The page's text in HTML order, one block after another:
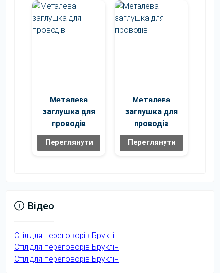
Металева
заглушка для
проводів
Переглянути
Металева
заглушка для
проводів
Переглянути
Відео
Стіл для переговорів Бруклін
Стіл для переговорів Бруклін
Стіл для переговорів Бруклін